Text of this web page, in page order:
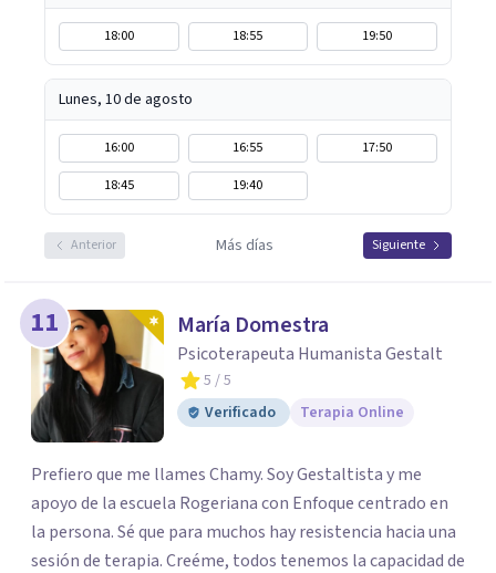
18:00 18:55 19:50
Lunes, 10 de agosto
16:00 16:55
17:50
18:45
19:40
Anterior Más días Siguiente
11 María Domestra
Psicoterapeuta Humanista Gestalt
5 / 5
Verificado
Terapia Online
Prefiero que me llames Chamy. Soy Gestaltista y me
apoyo de la escuela Rogeriana con Enfoque centrado en
la persona. Sé que para muchos hay resistencia hacia una
sesión de terapia. Creéme, todos tenemos la capacidad de